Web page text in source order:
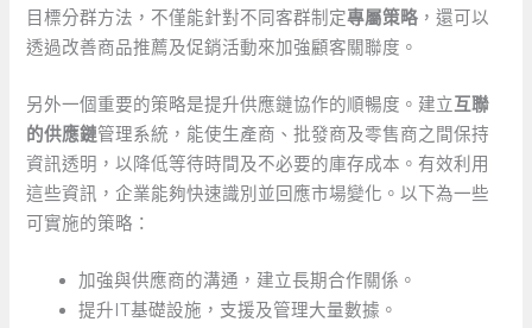
目標分群方法，不僅能針對不同客群制定專屬策略 ，還可以
透過改善商品推薦及促銷活動來加強顧客關聯度。
另外一個重要的策略是提升供應鏈協作的順暢度。建立互聯
的供應鏈管理系統，能使生產商、批發商及零售商之間保持
資訊透明，以降低等待時間及不必要的庫存成本。有效利用
這些資訊，企業能夠快速識別並回應市場變化。以下為一些
可實施的策略：
加強與供應商的溝通，建立長期合作關係。
提升IT基礎設施，支援及管理大量數據。